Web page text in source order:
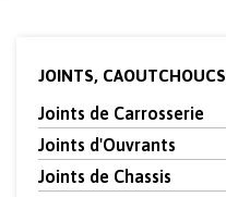
JOINTS, CAOUTCHOUCS
Joints de Carrosserie
Joints d'Ouvrants
Joints de Chassis